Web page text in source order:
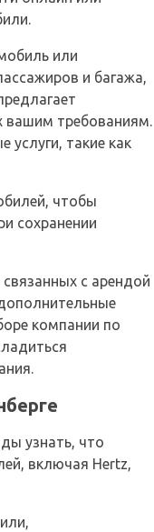
или
и багажа,
вашим требованиям.
такие как
чтобы
сохранении
с арендой
компании по
узнать, что
включая Hertz,